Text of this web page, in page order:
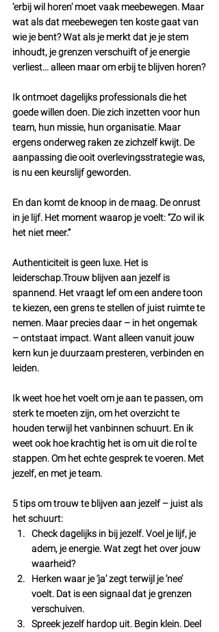
‘erbij wil horen’ moet vaak meebewegen. Maar
wat als dat meebewegen ten koste gaat van
wie je bent? Wat als je merkt dat je je stem
inhoudt, je grenzen verschuift of je energie
verliest... alleen maar om erbij te blijven horen?
Ik ontmoet dagelijks professionals die het
goede willen doen. Die zich inzetten voor hun
team, hun missie, hun organisatie. Maar
ergens onderweg raken ze zichzelf kwijt. De
aanpassing die ooit overlevingsstrategie was,
is nu een keurslijf geworden.
En dan komt de knoop in de maag. De onrust
in je lijf. Het moment waarop je voelt: “Zo wil ik
het niet meer.”
Authenticiteit is geen luxe. Het is
leiderschap.Trouw blijven aan jezelf is
spannend. Het vraagt lef om een andere toon
te kiezen, een grens te stellen of juist ruimte te
nemen. Maar precies daar – in het ongemak
– ontstaat impact. Want alleen vanuit jouw
kern kun je duurzaam presteren, verbinden en
leiden.
Ik weet hoe het voelt om je aan te passen, om
sterk te moeten zijn, om het overzicht te
houden terwijl het vanbinnen schuurt. En ik
weet ook hoe krachtig het is om uit die rol te
stappen. Om het echte gesprek te voeren. Met
jezelf, en met je team.
5 tips om trouw te blijven aan jezelf – juist als
het schuurt:
Check dagelijks in bij jezelf. Voel je lijf, je
adem, je energie. Wat zegt het over jouw
waarheid?
Herken waar je ‘ja’ zegt terwijl je ‘nee’
voelt. Dat is een signaal dat je grenzen
verschuiven.
Spreek jezelf hardop uit. Begin klein. Deel